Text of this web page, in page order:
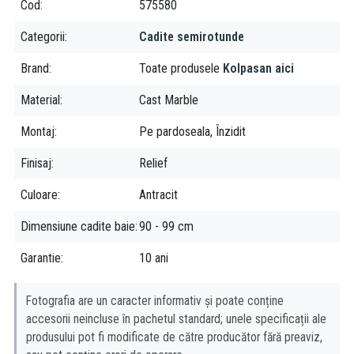
Grosime: 3,5 cm
Material: Compus minera
Culoare: Antracit
Compatibilitate: Cabine de duș semirotunde
Sifonul de Ø 90 mm se comandă separat (vezi produse
recomandate)
Garanție 10 ani
Cod 575580
Categorii Cadite semirotunde
Brand Toate produsele Kolpasan aici
Material Cast Marble
Montaj Pe pardoseala, Înzidit
Finisaj Relief
Culoare Antracit
Dimensiune cadite baie 90 - 99 cm
Garantie 10 ani
Fotografia are un caracter informativ și poate conține
accesorii neincluse în pachetul standard; unele specificații ale
produsului pot fi modificate de către producător fără preaviz,